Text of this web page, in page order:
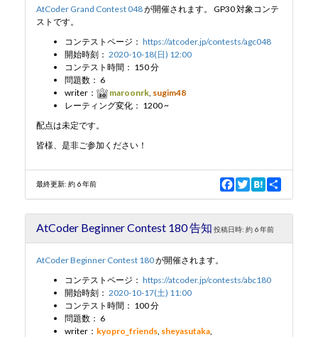
k
AtCoder Grand Contest 048が開催されます。 GP30 対象コンテ
ストです。
コンテストページ： https://atcoder.jp/contests/agc048
開始時刻： 2020-10-18(日) 12:00
コンテスト時間： 150 分
問題数： 6
writer：
maroonrk, sugim48
レーティング変化： 1200 ~
配点は未定です。
皆様、是非ご参加ください！
最終更新: 約 6 年前
F
a
e
b
T
w
t
t
H
a
e
n
h
r
AtCoder Beginner Contest 180 告知 投稿日時: 約 6 年前
AtCoder Beginner Contest 180が開催されます。
コンテストページ： https://atcoder.jp/contests/abc180
開始時刻： 2020-10-17(土) 11:00
コンテスト時間： 100 分
問題数： 6
writer： kyopro_friends, sheyasutaka,